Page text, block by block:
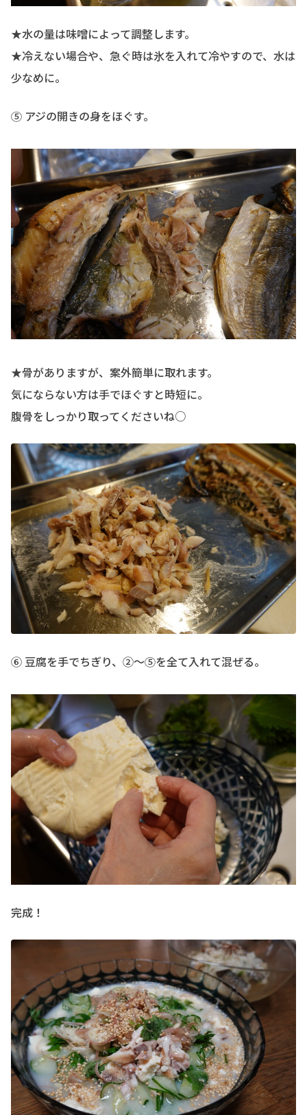
★水の量は味噌によって調整します。
★冷えない場合や、急ぐ時は氷を入れて冷やすので、水は
少なめに。
⑤ アジの開きの身をほぐす。
★骨がありますが、案外簡単に取れます。
気にならない方は手でほぐすと時短に。
腹骨をしっかり取ってくださいね○
⑥ 豆腐を手でちぎり、②〜⑤を全て入れて混ぜる。
完成！